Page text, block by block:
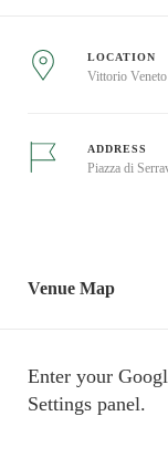
LOCATION
Vittorio Veneto
ADDRESS
Piazza di
Venue Map
Enter your
Settings panel.